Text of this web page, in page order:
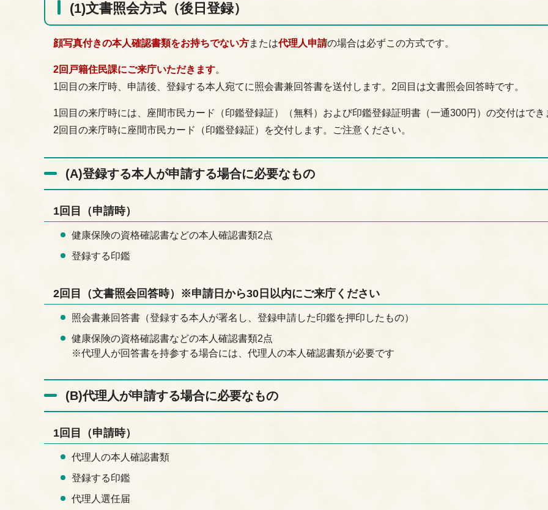
(1)文書照会方式（後日登録）
顔写真付きの本人確認書類をお持ちでない方または代理人申請の場合は必ずこの方式です。
2回戸籍住民課にご来庁いただきます。
1回目の来庁時、申請後、登録する本人宛てに照会書兼回答書を送付します。2回目は文書照会回答時です。
1回目の来庁時には、座間市民カード（印鑑登録証）（無料）および印鑑登録証明書（一通300円）の交付はでき
2回目の来庁時に座間市民カード（印鑑登録証）を交付します。ご注意ください。
(A)登録する本人が申請する場合に必要なもの
1回目（申請時）
健康保険の資格確認書などの本人確認書類2点
登録する印鑑
2回目（文書照会回答時）※申請日から30日以内にご来庁ください
照会書兼回答書（登録する本人が署名し、登録申請した印鑑を押印したもの）
健康保険の資格確認書などの本人確認書類2点
※代理人が回答書を持参する場合には、代理人の本人確認書類が必要です
(B)代理人が申請する場合に必要なもの
1回目（申請時）
代理人の本人確認書類
登録する印鑑
代理人選任届